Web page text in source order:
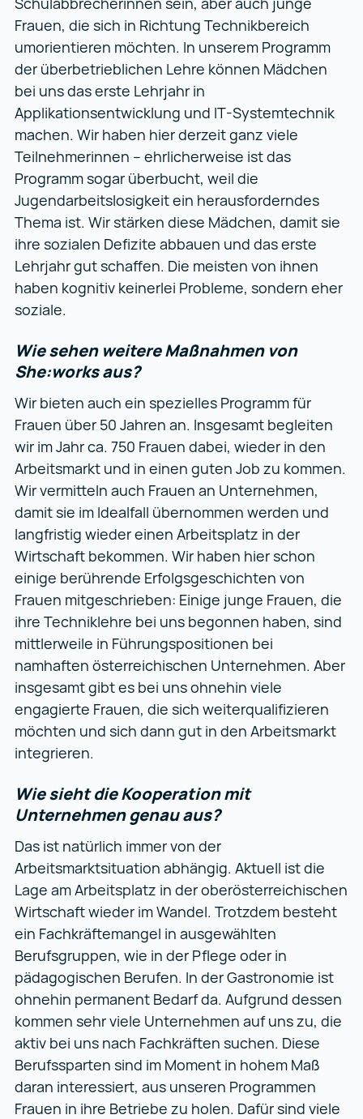
Frauen, die sich in Richtung Technikbereich
umorientieren möchten. In unserem Programm
der überbetrieblichen Lehre können Mädchen
bei uns das erste Lehrjahr in
Applikationsentwicklung und IT-Systemtechnik
machen. Wir haben hier derzeit ganz viele
Teilnehmerinnen – ehrlicherweise ist das
Programm sogar überbucht, weil die
Jugendarbeitslosigkeit ein herausforderndes
Thema ist. Wir stärken diese Mädchen, damit sie
ihre sozialen Defizite abbauen und das erste
Lehrjahr gut schaffen. Die meisten von ihnen
haben kognitiv keinerlei Probleme, sondern eher
soziale.
Wie sehen weitere Maßnahmen von
She:works aus?
Wir bieten auch ein spezielles Programm für
Frauen über 50 Jahren an. Insgesamt begleiten
wir im Jahr ca. 750 Frauen dabei, wieder in den
Arbeitsmarkt und in einen guten Job zu kommen.
Wir vermitteln auch Frauen an Unternehmen,
damit sie im Idealfall übernommen werden und
langfristig wieder einen Arbeitsplatz in der
Wirtschaft bekommen. Wir haben hier schon
einige berührende Erfolgsgeschichten von
Frauen mitgeschrieben: Einige junge Frauen, die
ihre Techniklehre bei uns begonnen haben, sind
mittlerweile in Führungspositionen bei
namhaften österreichischen Unternehmen. Aber
insgesamt gibt es bei uns ohnehin viele
engagierte Frauen, die sich weiterqualifizieren
möchten und sich dann gut in den Arbeitsmarkt
integrieren.
Wie sieht die Kooperation mit
Unternehmen genau aus?
Das ist natürlich immer von der
Arbeitsmarktsituation abhängig. Aktuell ist die
Lage am Arbeitsplatz in der oberösterreichischen
Wirtschaft wieder im Wandel. Trotzdem besteht
ein Fachkräftemangel in ausgewählten
Berufsgruppen, wie in der Pflege oder in
pädagogischen Berufen. In der Gastronomie ist
ohnehin permanent Bedarf da. Aufgrund dessen
kommen sehr viele Unternehmen auf uns zu, die
aktiv bei uns nach Fachkräften suchen. Diese
Berufssparten sind im Moment in hohem Maß
daran interessiert, aus unseren Programmen
Frauen in ihre Betriebe zu holen. Dafür sind viele